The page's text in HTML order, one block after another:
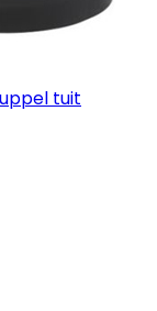
tuit